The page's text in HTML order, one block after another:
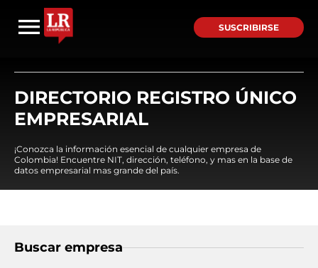
SUSCRIBIRSE
DIRECTORIO REGISTRO ÚNICO
EMPRESARIAL
¡Conozca la información esencial de cualquier empresa de
Colombia! Encuentre NIT, dirección, teléfono, y mas en la base de
datos empresarial mas grande del país.
Buscar empresa